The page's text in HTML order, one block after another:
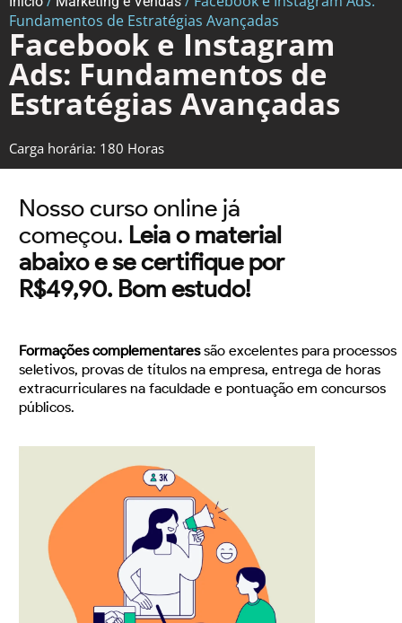
Fundamentos de Estratégias Avançadas
Facebook e Instagram
Ads: Fundamentos de
Estratégias Avançadas
Carga horária: 180 Horas
Nosso curso online já
começou. Leia o material
abaixo e se certifique por
R$49,90. Bom estudo!
Formações complementaressão excelentes para processos
seletivos, provas de títulos na empresa, entrega de horas
extracurriculares na faculdade e pontuação em concursos
públicos.